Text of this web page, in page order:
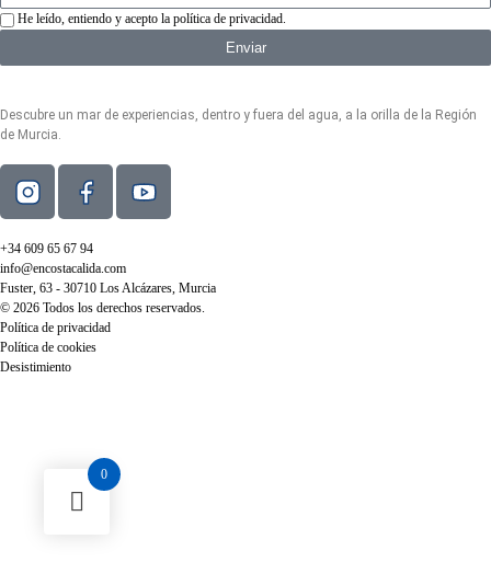
He leído, entiendo y acepto la política de privacidad.
Enviar
Descubre un mar de experiencias, dentro y fuera del agua, a la orilla de la Región
de Murcia.
+34 609 65 67 94
info@encostacalida.com
Fuster, 63 - 30710 Los Alcázares, Murcia
© 2026 Todos los derechos reservados.
Política de privacidad
Política de cookies
Desistimiento
0